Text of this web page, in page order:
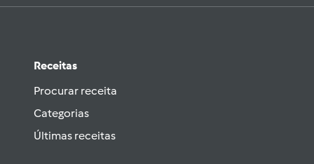
Receitas
Procurar receita
Categorias
Últimas receitas